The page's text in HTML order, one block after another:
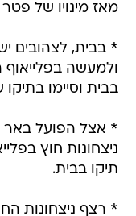
מאז מינויו של
* בבית, לצהובים
ולמעשה בפלייאוף
בבית וסיימו
* אצל הפועל
ניצחונות חוץ
תיקו בבית.
* רצף ניצחונות